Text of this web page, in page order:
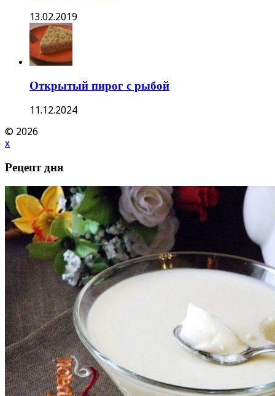
13.02.2019
Открытый пирог с рыбой
11.12.2024
© 2026
x
Рецепт дня